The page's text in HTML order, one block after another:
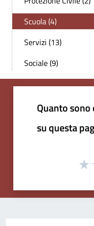
Scuola (4)
Servizi (13)
Sociale (9)
Quanto
su questa